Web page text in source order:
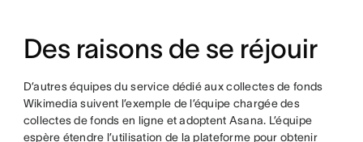
Des raisons de se réjouir
D’autres équipes du service dédié aux collectes de fonds
Wikimedia suivent l’exemple de l’équipe chargée des
collectes de fonds en ligne et adoptent Asana. L’équipe
espère étendre l’utilisation de la plateforme pour obtenir